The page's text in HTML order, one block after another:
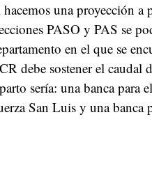
hacemos una proyección a
PASO y PAS se
en el que se
debe sostener el caudal
sería: una banca para
San Luis y una banca